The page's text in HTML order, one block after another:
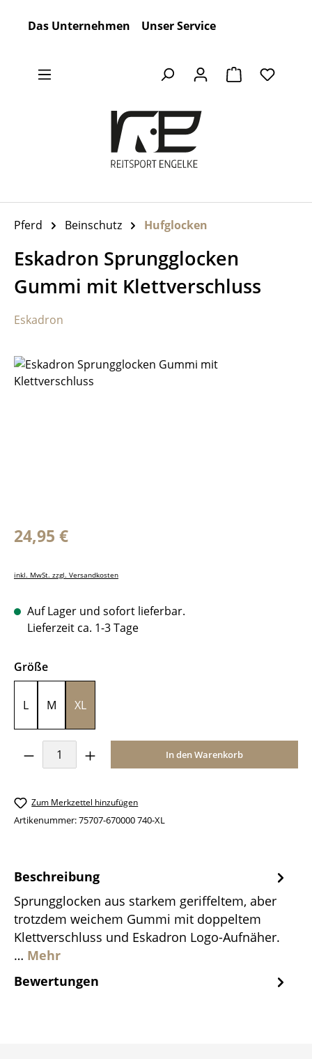
Das Unternehmen Unser Service
Warenkorb
Pferd Beinschutz Hufglocken
Eskadron Sprungglocken
Gummi mit Klettverschluss
Eskadron
Bildergalerie überspringen
Regulärer Preis:
24,95 €
inkl. MwSt. zzgl. Versandkosten
Auf Lager und sofort lieferbar.
Lieferzeit ca. 1-3 Tage
Größeauswählen
L M XL
Produkt Anzahl: Gib den gewünschten
In den Warenkorb
Zum Merkzettel hinzufügen
Artikenummer:75707-670000 740-XL
Beschreibung
Sprungglocken aus starkem geriffeltem, aber
trotzdem weichem Gummi mit doppeltem
Klettverschluss und Eskadron Logo-Aufnäher.
… Mehr
Bewertungen